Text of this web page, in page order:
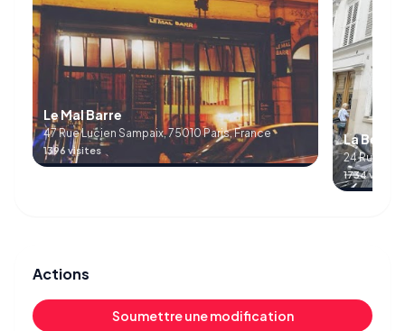
Le Mal Barre
47 Rue Lucien Sampaix, 75010 Paris, France
1396 visites
La
24 Rue
1734 visites
Actions
Soumettre une modification